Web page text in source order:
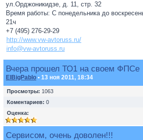
ул.Орджоникидзе, д. 11, стр. 32
Время работы: С понедельника до
21ч
+7 (495) 276-29-29
http://www.vw-avtoruss.ru/
info@vw-avtoruss.ru
Вчера прошел ТО1 на своем ФПСе
ElBigPablo • 13 ноя 2011, 18:34
Просмотры: 1063
Коментариев: 0
Оценка:
Сервисом, очень доволен!!!